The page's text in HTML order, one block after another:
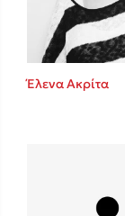
Δημοφιλείς
Έλενα Ακρίτα